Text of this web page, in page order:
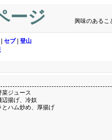
ージ 興味のあるこ
セブ| 登山
ジュース
揚げ、冷奴
ハム炒め、厚揚げ